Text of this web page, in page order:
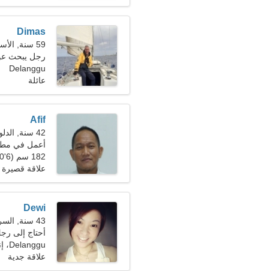
Dimas
59 سنة, الأسد
رجل يبحث
Delanggu
عائلة
Afif
42 سنة, الدلو
أعمل في
182 سم (6'0")، 87 كجم (191 رطلا)
علاقة قصيرة
Dewi
43 سنة, السرطان
أحتاج إلى
Delanggu، إندونيسيا
علاقة جدية